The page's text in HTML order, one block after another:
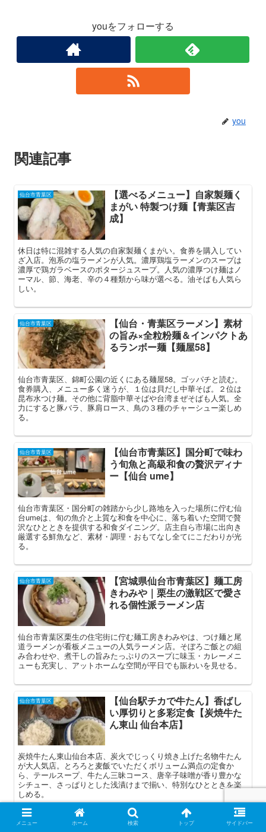
youをフォローする
you
関連記事
仙台市青葉区
【選べるメニュー】自家製麺く
まがい 特製つけ麺【青葉区吉
成】
休日は特に混雑する人気の自家製麺くまがい。食券を購入してい
ざ入店。泡系の塩ラーメンが人気。濃厚鶏塩ラーメンのスープは
濃厚で鶏ガラベースのポタージュスープ。人気の濃厚つけ麺はノ
ーマル、節、海老、辛の４種類から味が選べる。油そばも人気ら
しい。
仙台市青葉区
【仙台・青葉区ラーメン】素材
の旨み×全粒粉麺＆インパクトあ
るランボー麺【麺屋58】
仙台市青葉区、錦町公園の近くにある麺屋58。ゴッパチと読む。
食券購入、メニュー多く迷うが、１位は貝だし中華そば。２位は
昆布水つけ麺。その他に背脂中華そばや台湾まぜそばも人気。全
力にすると豚バラ、豚肩ロース、鳥の３種のチャーシュー楽しめ
る。
仙台市青葉区
【仙台市青葉区】国分町で味わ
う旬魚と高級和食の贅沢ディナ
ー【仙台 ume】
仙台市青葉区・国分町の雑踏から少し路地を入った場所に佇む仙
台umeは、旬の魚介と上質な和食を中心に、落ち着いた空間で贅
沢なひとときを提供する和食ダイニング。店主自ら市場に出向き
厳選する鮮魚など、素材・調理・おもてなし全てにこだわりが光
る。
仙台市青葉区
【宮城県仙台市青葉区】麺工房
きわみや｜栗生の激戦区で愛さ
れる個性派ラーメン店
仙台市青葉区栗生の住宅街に佇む麺工房きわみやは、つけ麺と尾
道ラーメンが看板メニューの人気ラーメン店。そぼろご飯との組
み合わせや、煮干しの旨みたっぷりのスープに味玉・カレーメニ
ューも充実し、アットホームな空間が平日でも賑わいを見せる。
仙台市青葉区
【仙台駅チカで牛たん】香ばし
い厚切りと多彩定食【炭焼牛た
ん東山 仙台本店】
炭焼牛たん東山仙台本店、炭火でじっくり焼き上げた名物牛たん
が大人気店。とろろと麦飯でいただくボリューム満点の定食か
ら、テールスープ、牛たん三昧コース、唐辛子味噌が香り豊かな
シチュー、さっぱりとした浅漬けまで揃い、特別なひとときを楽
しめる。
【仙台駅】忙しい朝にもぴった
メニュー ホーム 検索 トップ サイドバー